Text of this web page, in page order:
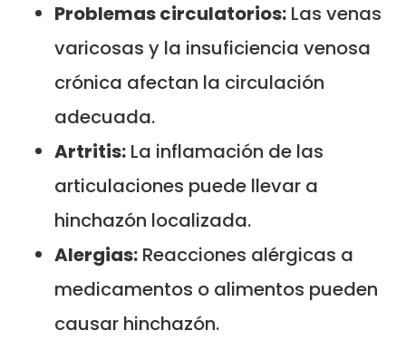
Problemas circulatorios: Las venas
varicosas y la insuficiencia venosa
crónica afectan la circulación
adecuada.
Artritis: La inflamación de las
articulaciones puede llevar a
hinchazón localizada.
Alergias: Reacciones alérgicas a
medicamentos o alimentos pueden
causar hinchazón.